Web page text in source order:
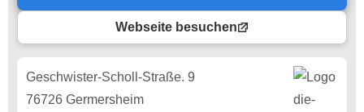
Webseite besuchen
Geschwister-Scholl-Straße. 9
76726 Germersheim